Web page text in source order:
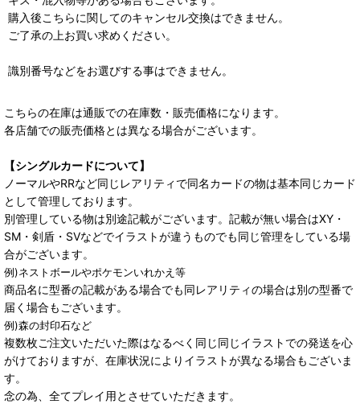
購入後こちらに関してのキャンセル交換はできません。
ご了承の上お買い求めください。
識別番号などをお選びする事はできません。
こちらの在庫は通販での在庫数・販売価格になります。
各店舗での販売価格とは異なる場合がございます。
【シングルカードについて】
ノーマルやRRなど同じレアリティで同名カードの物は基本同じカード
として管理しております。
別管理している物は別途記載がございます。記載が無い場合はXY・
SM・剣盾・SVなどでイラストが違うものでも同じ管理をしている場
合がございます。
例)ネストボールやポケモンいれかえ等
商品名に型番の記載がある場合でも同レアリティの場合は別の型番で
届く場合もございます。
例)森の封印石など
複数枚ご注文いただいた際はなるべく同じ同じイラストでの発送を心
がけておりますが、在庫状況によりイラストが異なる場合もございま
す。
念の為、全てプレイ用とさせていただきます。